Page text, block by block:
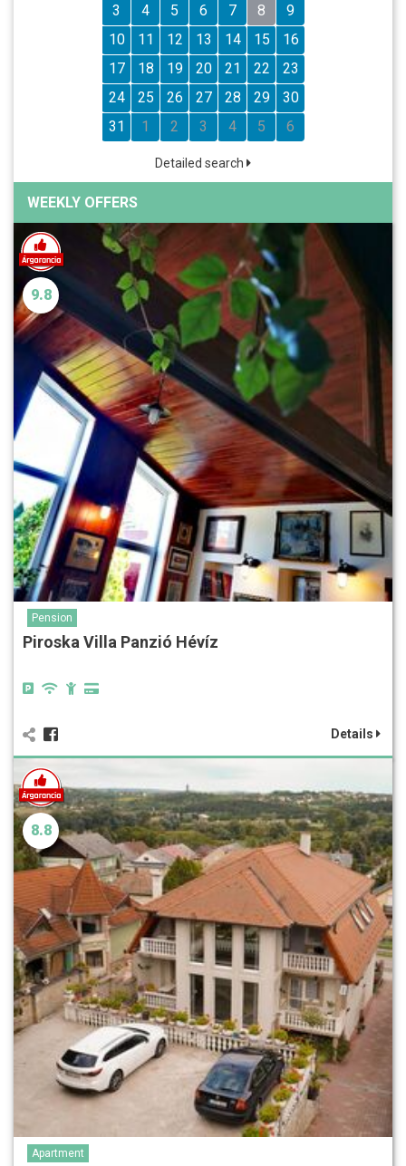
3 4 5 6 7 8
9
10
11 12 13 14 15
16
17
18 19 20 21 22
23
24
25 26 27 28 29
30
31
1 2 3 4 5 6
Detailed search
WEEKLY OFFERS
9.8
Pension
Piroska Villa Panzió Hévíz
Details
8.8
Apartment